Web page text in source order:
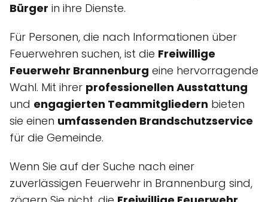
Bürger in ihre Dienste.
Für Personen, die nach Informationen über
Feuerwehren suchen, ist die Freiwillige
Feuerwehr Brannenburg eine hervorragende
Wahl. Mit ihrer professionellen Ausstattung
und engagierten Teammitgliedern bieten
sie einen umfassenden Brandschutzservice
für die Gemeinde.
Wenn Sie auf der Suche nach einer
zuverlässigen Feuerwehr in Brannenburg sind,